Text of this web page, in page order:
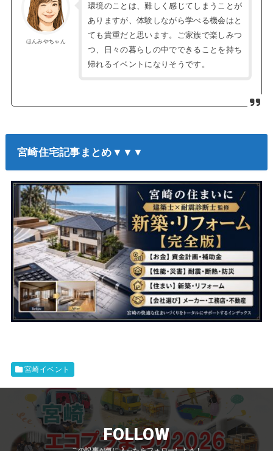
ほんみやちゃん
環境のことは、難しく感じてしまうことが
ありますが、体験しながら学べる機会はと
ても貴重だと思います。ご家族で楽しみつ
つ、日々の暮らしの中でできることを持ち
帰れるイベントになりそうです。
宮崎住宅記事まとめ▼▼▼
宮崎イベント
FOLLOW